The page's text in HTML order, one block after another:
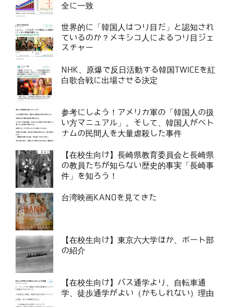
全に一致
世界的に「韓国人はつり目だ」と認知され
ているのか？メキシコ人によるつり目ジェ
スチャー
NHK、原爆で反日活動する韓国TWICEを紅
白歌合戦に出場させる決定
参考にしよう！アメリカ軍の「韓国人の扱
い方マニュアル」。そして、韓国人がベト
ナムの民間人を大量虐殺した事件
【在校生向け】長崎県教育委員会と長崎県
の教員たちが知らない歴史的事実「長崎事
件」を知ろう！
台湾映画KANOを見てきた
【在校生向け】東京六大学ほか、ボート部
の紹介
【在校生向け】バス通学より、自転車通
学、徒歩通学がよい（かもしれない）理由